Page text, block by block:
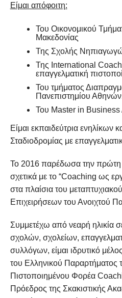
Είμαι απόφοιτη:
Του Οικονομικού
Μακεδονίας
Της Σχολής
Της International
επαγγελματική
Του τμήματος
Πανεπιστημίου
Του Master in
Είμαι εκπαιδεύτρια ενηλίκων
Σταδιοδρομίας με
Το 2016 παρέδωσα την πρώτη
σχετικά με το “Coaching ως
στα πλαίσια του
Επιχειρήσεων του Ανοιχτού
Συμμετέχω από νεαρή ηλικία
σχολών, σχολείων,
συλλόγων, είμαι ιδρυτικό
του Ελληνικού Παραρτήματος
Πιστοποιημένου Φορέα
Πρόεδρος της Σκακιστικής